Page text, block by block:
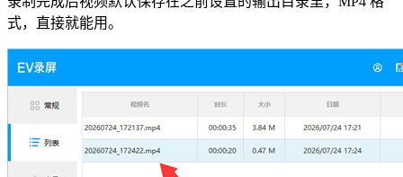
式，直接就能用。